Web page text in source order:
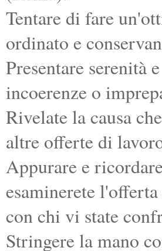
Tentare di fare
ordinato e
Presentare serenità
incoerenze o
Rivelate la causa
altre offerte di
Appurare e
esaminerete
con chi vi state
Stringere la mano